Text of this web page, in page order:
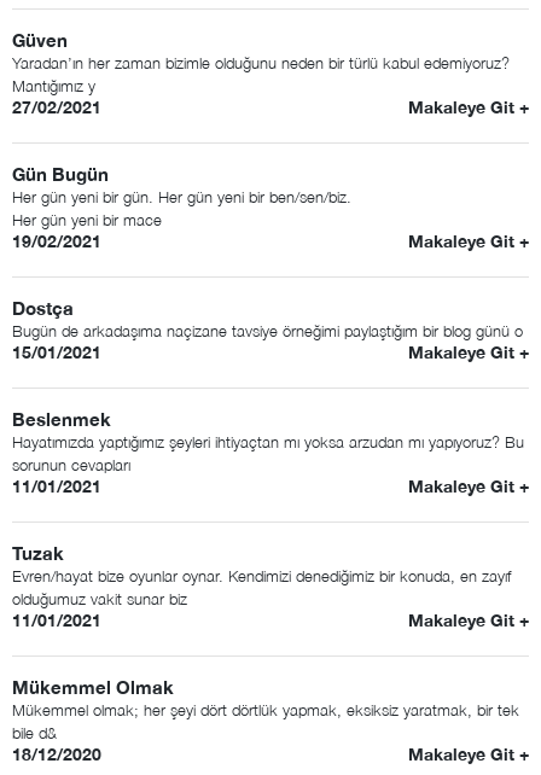
Güven
Yaradan’ın her zaman bizimle olduğunu neden bir türlü kabul edemiyoruz?
Mantığımız y
27/02/2021 Makaleye Git +
Gün Bugün
Her gün yeni bir gün. Her gün yeni bir ben/sen/biz.
Her gün yeni bir mace
19/02/2021 Makaleye Git +
Dostça
Bugün de arkadaşıma naçizane tavsiye örneğimi paylaştığım bir blog günü o
15/01/2021 Makaleye Git +
Beslenmek
Hayatımızda yaptığımız şeyleri ihtiyaçtan mı yoksa arzudan mı yapıyoruz? Bu
sorunun cevapları
11/01/2021 Makaleye Git +
Tuzak
Evren/hayat bize oyunlar oynar. Kendimizi denediğimiz bir konuda, en zayıf
olduğumuz vakit sunar biz
11/01/2021 Makaleye Git +
Mükemmel Olmak
Mükemmel olmak; her şeyi dört dörtlük yapmak, eksiksiz yaratmak, bir tek
bile d&
18/12/2020 Makaleye Git +